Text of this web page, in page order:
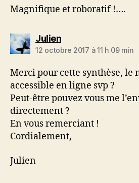
Magnifique et roboratif !….
Juliendit :
12 octobre 2017 à 11 h 09 min
Merci pour cette synthèse, le
accessible en ligne svp ?
Peut-être pouvez vous me
directement ?
En vous remerciant !
Cordialement,
Julien